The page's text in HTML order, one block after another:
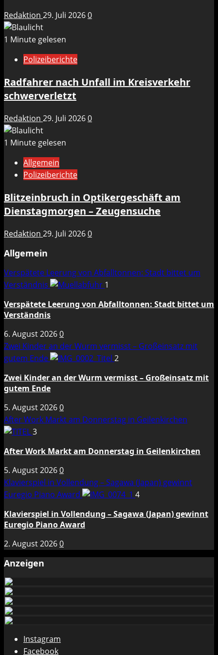
Redaktion 29. Juli 20260
1 Minute gelesen
Polizeiberichte
Radfahrer nach Unfall im Kreisverkehr
schwerverletzt
Redaktion 29. Juli 20260
1 Minute gelesen
Allgemein
Polizeiberichte
Blitzeinbruch in Optikergeschäft am
Dienstagmorgen – Zeugensuche
Redaktion 29. Juli 20260
Allgemein
Verspätete Leerung von Abfalltonnen: Stadt bittet um
Verständnis
1
Verspätete Leerung von Abfalltonnen: Stadt bittet um
Verständnis
6. August 20260
Zwei Kinder an der Wurm vermisst – Großeinsatz mit
gutem Ende
2
Zwei Kinder an der Wurm vermisst – Großeinsatz mit
gutem Ende
5. August 20260
After Work Markt am Donnerstag in Geilenkirchen
3
After Work Markt am Donnerstag in Geilenkirchen
5. August 20260
Klavierspiel in Vollendung – Sagawa (Japan) gewinnt
Euregio Piano Award
4
Klavierspiel in Vollendung – Sagawa (Japan) gewinnt
Euregio Piano Award
2. August 20260
Anzeigen
Instagram
Facebook